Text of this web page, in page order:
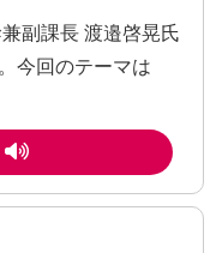
副課長 渡邉啓晃氏
今回のテーマは